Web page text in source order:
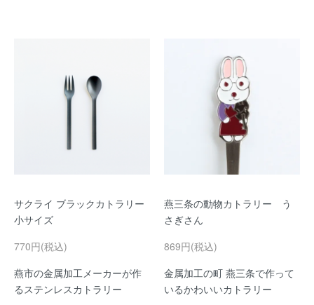
サクライ ブラックカトラリー
小サイズ
770円(税込)
燕市の金属加工メーカーが作
るステンレスカトラリー
燕三条の動物カトラリー う
さぎさん
869円(税込)
金属加工の町 燕三条で作って
いるかわいいカトラリー